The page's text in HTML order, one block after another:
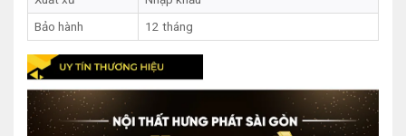
Bảo hành
12 tháng